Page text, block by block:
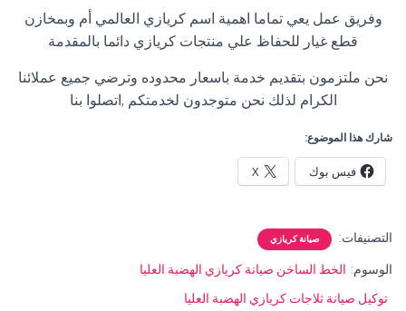
وفريق عمل يعي تماما اهمية اسم كريازي العالمي أم وبمخازن
قطع غيار للحفاظ علي منتجات كريازي دائما بالمقدمة
نحن ملتزمون بتقديم خدمة باسعار محدوده وترضي جميع عملائنا
الكرام لذلك نحن متوجدون لخدمتكم ,اتصلوا بنا
شارك هذا الموضوع:
فيس بوك X
التصنيفات: صيانة كريازي
الوسوم: الخط الساخن صيانة كريازي الهضبة العليا
توكيل صيانة ثلاجات كريازي الهضبة العليا